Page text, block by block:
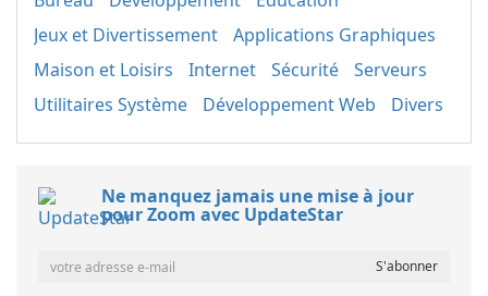
Jeux et Divertissement
Applications Graphiques
Maison et Loisirs
Internet Sécurité
Serveurs
Utilitaires Système
Développement Web Divers
Ne manquez jamais une mise à jour
pour Zoom avec UpdateStar